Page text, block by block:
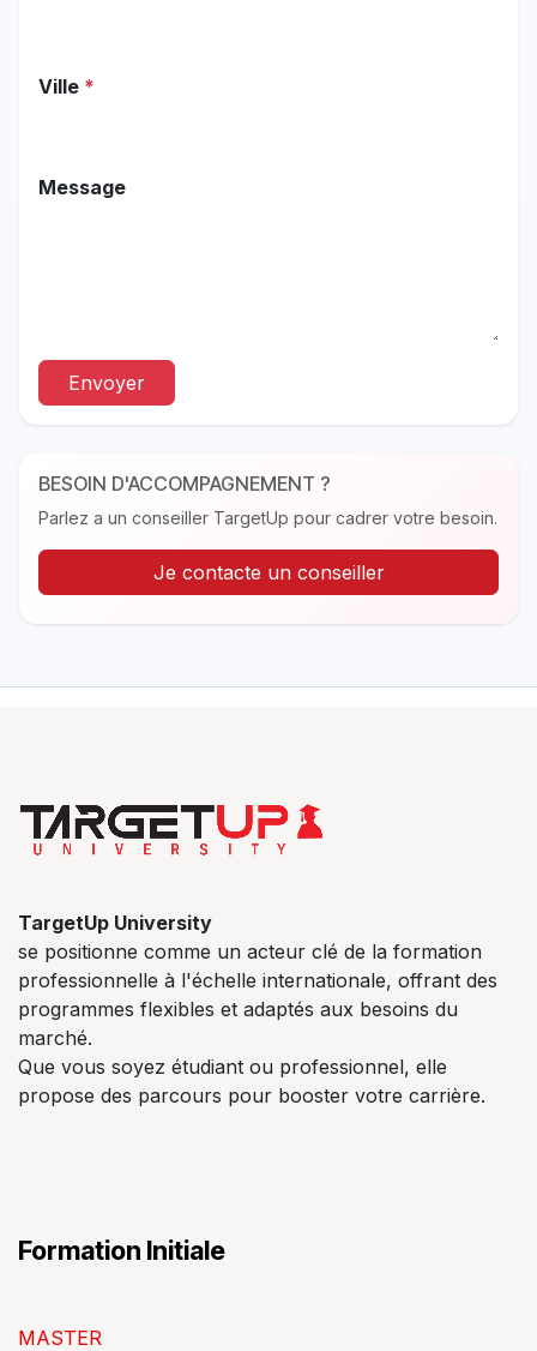
Ville *
Message
Envoyer
BESOIN D'ACCOMPAGNEMENT ?
Parlez a un conseiller TargetUp pour cadrer votre besoin.
Je contacte un conseiller
TargetUp University
se positionne comme un acteur clé de la formation
professionnelle à l'échelle internationale, offrant des
programmes flexibles et adaptés aux besoins du
marché.
Que vous soyez étudiant ou professionnel, elle
propose des parcours pour booster votre carrière.
Formation Initiale
MASTER